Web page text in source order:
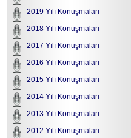
2019 Yılı Konuşmaları
2018 Yılı Konuşmaları
2017 Yılı Konuşmaları
2016 Yılı Konuşmaları
2015 Yılı Konuşmaları
2014 Yılı Konuşmaları
2013 Yılı Konuşmaları
2012 Yılı Konuşmaları